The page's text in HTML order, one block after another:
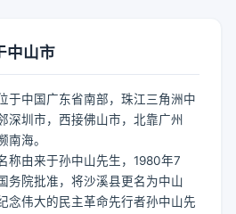
中山市
于中国广东省南部，珠江三角洲中
深圳市，西接佛山市，北靠广州
南海。
称由来于孙中山先生，1980年7
务院批准，将沙溪县更名为中山
念伟大的民主革命先行者孙中山先